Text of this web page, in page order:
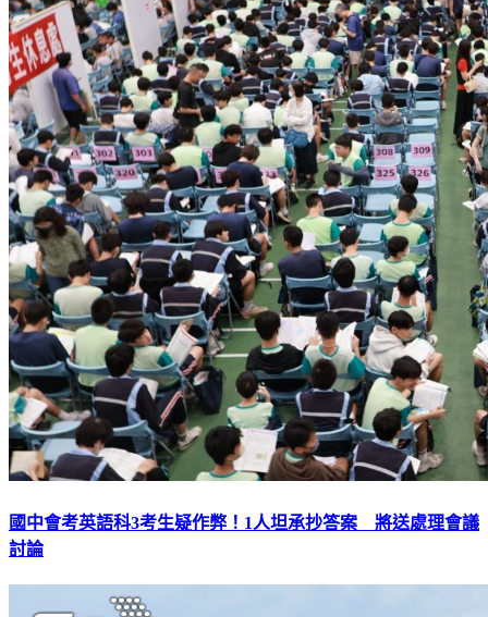
國中會考英語科3考生疑作弊！1人坦承抄答案 將送處理會議
討論